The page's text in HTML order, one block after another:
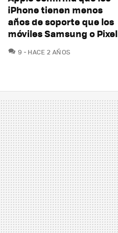
iPhone tienen menos
años de soporte que los
móviles Samsung o Pixel
9 COMENTARIOS
HACE 2 AÑOS